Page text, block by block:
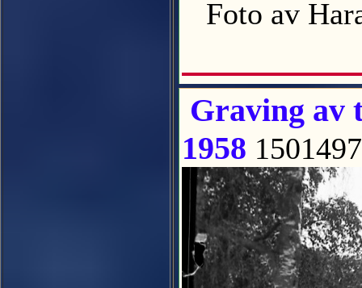
Foto av
Graving av
1958